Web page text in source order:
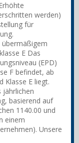
werden)
für
übermäßigem
E Das
(EPD)
F befindet, ab
Klasse E liegt.
jährlichen
basierend auf
1140.00 und
einem
Unsere